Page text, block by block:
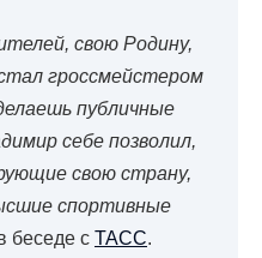
свою Родину,
гроссмейстером
публичные
себе позволил,
свою страну,
спортивные
беседе с ТАСС.